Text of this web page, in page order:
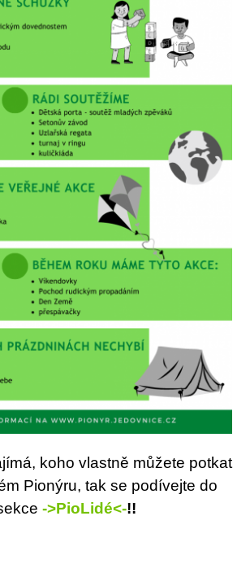
koho vlastně můžete potkat
Pionýru, tak se podívejte do
->PioLidé<-!!